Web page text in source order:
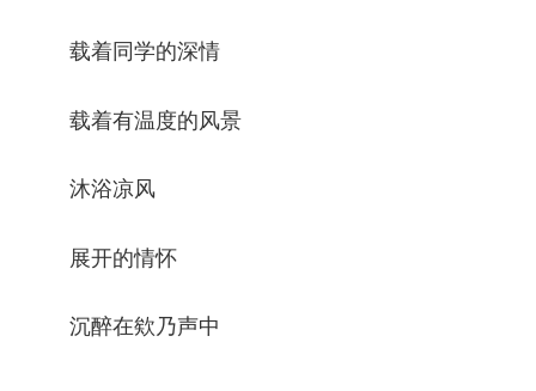
载着同学的深情
载着有温度的风景
沐浴凉风
展开的情怀
沉醉在欸乃声中